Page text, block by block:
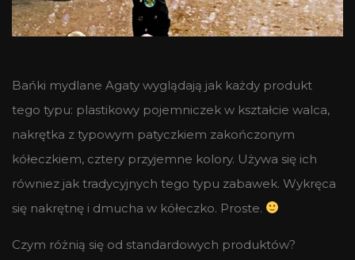
Bańki mydlane Agaty wyglądają jak każdy produkt
tego typu: plastikowy pojemniczek w kształcie walca,
nakrętka z typowym patyczkiem zakończonym
kółeczkiem, cztery przyjemne kolory. Używa się ich
równiez jak tradycyjnych tego typu zabawek. Wykręca
się nakrętnę i dmucha w kółeczko. Proste.
Czym różnią się od standardowych produktów?